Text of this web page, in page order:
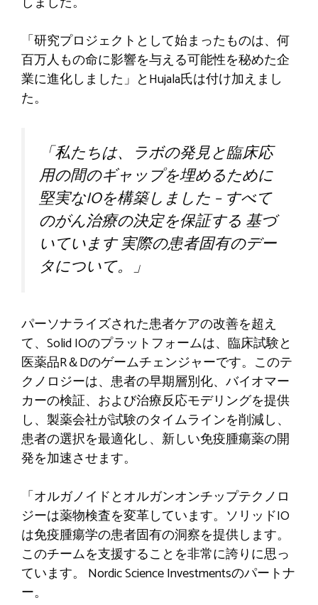
「研究プロジェクトとして始まったものは、何
百万人もの命に影響を与える可能性を秘めた企
業に進化しました」とHujala氏は付け加えまし
た。
「私たちは、ラボの発見と臨床応
用の間のギャップを埋めるために
堅実なIOを構築しました – すべて
のがん治療の決定を保証する 基づ
いています実際の患者固有のデー
タについて。」
パーソナライズされた患者ケアの改善を超え
て、Solid IOのプラットフォームは、臨床試験と
医薬品R＆Dのゲームチェンジャーです。このテ
クノロジーは、患者の早期層別化、バイオマー
カーの検証、および治療反応モデリングを提供
し、製薬会社が試験のタイムラインを削減し、
患者の選択を最適化し、新しい免疫腫瘍薬の開
発を加速させます。
「オルガノイドとオルガンオンチップテクノロ
ジーは薬物検査を変革しています。ソリッドIO
は免疫腫瘍学の患者固有の洞察を提供します。
このチームを支援することを非常に誇りに思っ
ています。 Nordic Sc​​ience Investmentsのパートナ
ー。